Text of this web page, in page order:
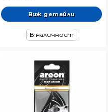
Виж детайли
В наличност